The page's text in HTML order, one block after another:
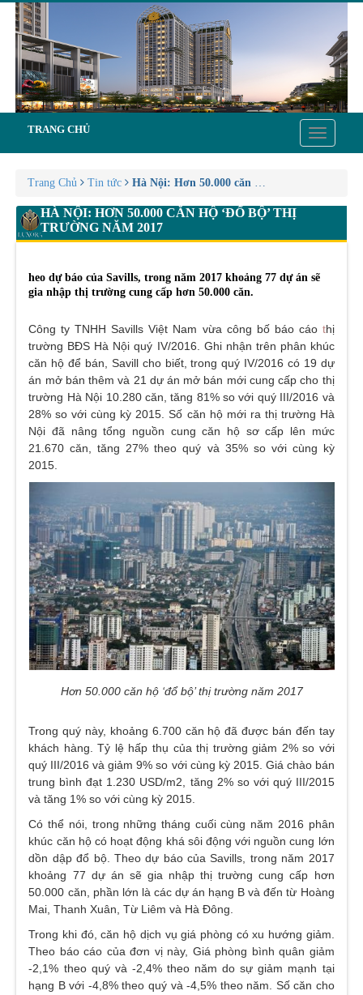
Toggle
TRANG CHỦ
Trang Chủ Tin tức Hà Nội: Hơn 50.000 căn hộ ‘đổ bộ’ thị trường
HÀ NỘI: HƠN 50.000 CĂN HỘ ‘ĐỔ BỘ’ THỊ
TRƯỜNG NĂM 2017
heo dự báo của Savills, trong năm 2017 khoảng 77 dự án sẽ
gia nhập thị trường cung cấp hơn 50.000 căn.
Công ty TNHH Savills Việt Nam vừa công bố báo cáo thị
trường BĐS Hà Nội quý IV/2016. Ghi nhận trên phân khúc
căn hộ để bán, Savill cho biết, trong quý IV/2016 có 19 dự
án mở bán thêm và 21 dự án mở bán mới cung cấp cho thị
trường Hà Nội 10.280 căn, tăng 81% so với quý III/2016 và
28% so với cùng kỳ 2015. Số căn hộ mới ra thị trường Hà
Nội đã nâng tổng nguồn cung căn hộ sơ cấp lên mức
21.670 căn, tăng 27% theo quý và 35% so với cùng kỳ
2015.
Hơn 50.000 căn hộ ‘đổ bộ’ thị trường năm 2017
Trong quý này, khoảng 6.700 căn hộ đã được bán đến tay
khách hàng. Tỷ lệ hấp thụ của thị trường giảm 2% so với
quý III/2016 và giảm 9% so với cùng kỳ 2015. Giá chào bán
trung bình đạt 1.230 USD/m2, tăng 2% so với quý III/2015
và tăng 1% so với cùng kỳ 2015.
Có thể nói, trong những tháng cuối cùng năm 2016 phân
khúc căn hộ có hoạt động khá sôi động với nguồn cung lớn
dồn dập đổ bộ. Theo dự báo của Savills, trong năm 2017
khoảng 77 dự án sẽ gia nhập thị trường cung cấp hơn
50.000 căn, phần lớn là các dự án hạng B và đến từ Hoàng
Mai, Thanh Xuân, Từ Liêm và Hà Đông.
Trong khi đó, căn hộ dịch vụ giá phòng có xu hướng giảm.
Theo báo cáo của đơn vị này, Giá phòng bình quân giảm
-2,1% theo quý và -2,4% theo năm do sự giảm mạnh tại
hạng B với -4,8% theo quý và -4,5% theo năm. Số căn cho